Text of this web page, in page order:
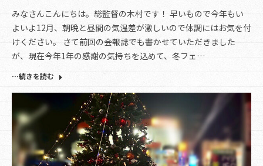
みなさんこんにちは。総監督の木村です！ 早いもので今年もい
よいよ12月、朝晩と昼間の気温差が激しいので体調にはお気を付
けください。 さて前回の会報誌でも書かせていただきました
が、現在今年1年の感謝の気持ちを込めて、冬フェ…
…続きを読む